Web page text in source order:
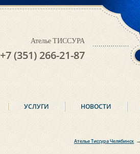
Ателье Тиссура Челябинск →
Ателье ТИССУРА
+7 (351) 266-21-87
УСЛУГИ НОВОСТИ